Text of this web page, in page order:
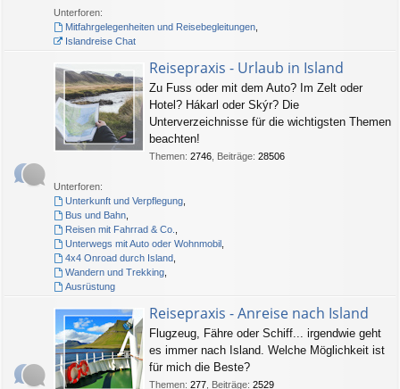
Unterforen:
Mitfahrgelegenheiten und Reisebegleitungen,
Islandreise Chat
Reisepraxis - Urlaub in Island
Zu Fuss oder mit dem Auto? Im Zelt oder
Hotel? Hákarl oder Skýr? Die
Unterverzeichnisse für die wichtigsten Themen
beachten!
Themen: 2746 Beiträge: 28506
Unterforen:
Unterkunft und Verpflegung,
Bus und Bahn,
Reisen mit Fahrrad & Co.
Unterwegs mit Auto oder Wohnmobil,
4x4 Onroad durch Island,
Wandern und Trekking,
Ausrüstung
Reisepraxis - Anreise nach Island
Flugzeug, Fähre oder Schiff... irgendwie geht
es immer nach Island. Welche Möglichkeit ist
für mich die Beste?
Themen: 277 Beiträge: 2529